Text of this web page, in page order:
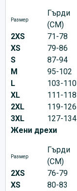
Размер
Гърди
(CM)
2XS
71-78
XS
79-86
S
87-94
M
95-102
L
103-110
XL
111-118
2XL
119-126
3XL
127-134
Жени дрехи
Размер
Гърди
(CM)
2XS
76-79
XS
80-83